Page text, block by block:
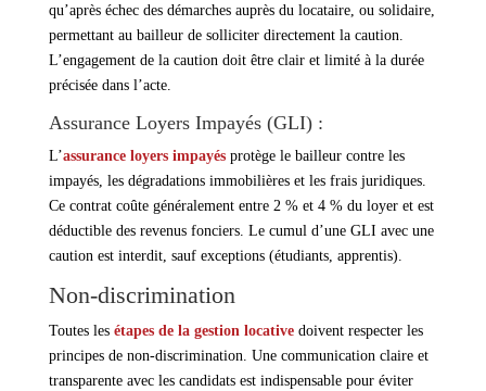
qu’après échec des démarches auprès du locataire, ou solidaire,
permettant au bailleur de solliciter directement la caution.
L’engagement de la caution doit être clair et limité à la durée
précisée dans l’acte.
Assurance Loyers Impayés (GLI) :
L’assurance loyers impayésprotège le bailleur contre les
impayés, les dégradations immobilières et les frais juridiques.
Ce contrat coûte généralement entre 2 % et 4 % du loyer et est
déductible des revenus fonciers. Le cumul d’une GLI avec une
caution est interdit, sauf exceptions (étudiants, apprentis).
Non-discrimination
Toutes les étapes de la gestion locativedoivent respecter les
principes de non-discrimination. Une communication claire et
transparente avec les candidats est indispensable pour éviter